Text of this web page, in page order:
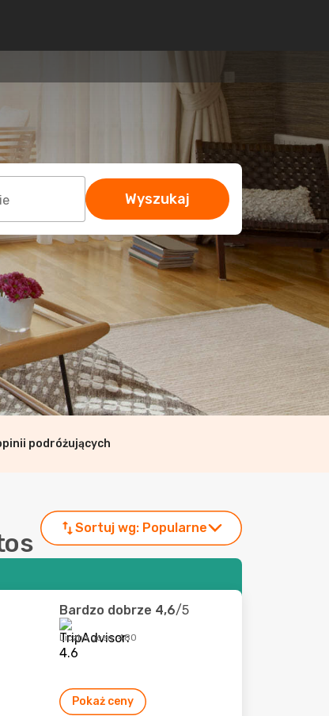
Wyszukaj
podróżujących
Sortuj wg: Popularne
Bardzo dobrze 4,6/5
Liczba ocen: 480
Pokaż ceny